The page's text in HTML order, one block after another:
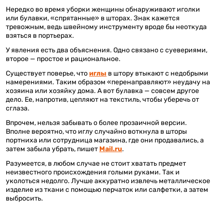
Нередко во время уборки женщины обнаруживают иголки
или булавки, «спрятанные» в шторах. Знак кажется
тревожным, ведь швейному инструменту вроде бы неоткуда
взяться в портьерах.
У явления есть два объяснения. Одно связано с суевериями,
второе — простое и рациональное.
Существует поверье, чтоиглы в штору втыкают с недобрыми
намерениями. Таким образом «перенаправляют» неудачу на
хозяина или хозяйку дома. А вот булавка — совсем другое
дело. Ее, напротив, цепляют на текстиль, чтобы уберечь от
сглаза.
Впрочем, нельзя забывать о более прозаичной версии.
Вполне вероятно, что иглу случайно воткнула в шторы
портниха или сотрудница магазина, где они продавались, а
затем забыла убрать, пишет Mail.ru.
Разумеется, в любом случае не стоит хватать предмет
неизвестного происхождения голыми руками. Так и
уколоться недолго. Лучше аккуратно извлечь металлическое
изделие из ткани с помощью перчаток или салфетки, а затем
выбросить.